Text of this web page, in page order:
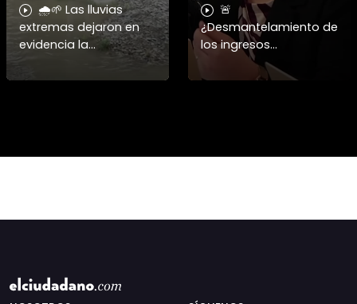
🌧️🌱 Las lluvias
extremas dejaron en
evidencia la
vulnerabilidad del
campo chileno.
🚨
¿Desmantelamiento de
los ingresos
municipales o
beneficio fiscal